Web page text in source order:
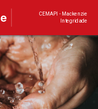
CEMAPI - Mackenzie
Integridade